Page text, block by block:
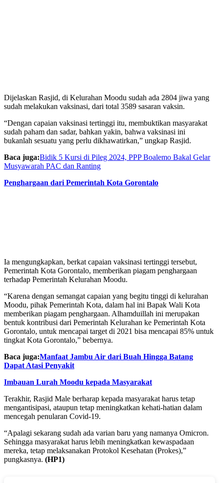
Dijelaskan Rasjid, di Kelurahan Moodu sudah ada 2804 jiwa yang
sudah melakukan vaksinasi, dari total 3589 sasaran vaksin.
“Dengan capaian vaksinasi tertinggi itu, membuktikan masyarakat
sudah paham dan sadar, bahkan yakin, bahwa vaksinasi ini
bukanlah sesuatu yang perlu dikhawatirkan,” ungkap Rasjid.
Baca juga:Bidik 5 Kursi di Pileg 2024, PPP Boalemo Bakal Gelar
Musyawarah PAC dan Ranting
Penghargaan dari Pemerintah Kota Gorontalo
Ia mengungkapkan, berkat capaian vaksinasi tertinggi tersebut,
Pemerintah Kota Gorontalo, memberikan piagam penghargaan
terhadap Pemerintah Kelurahan Moodu.
“Karena dengan semangat capaian yang begitu tinggi di kelurahan
Moodu, pihak Pemerintah Kota, dalam hal ini Bapak Wali Kota
memberikan piagam penghargaan. Alhamduillah ini merupakan
bentuk kontribusi dari Pemerintah Kelurahan ke Pemerintah Kota
Gorontalo, untuk mencapai target di 2021 bisa mencapai 85% untuk
tingkat Kota Gorontalo,” bebernya.
Baca juga:Manfaat Jambu Air dari Buah Hingga Batang
Dapat Atasi Penyakit
Imbauan Lurah Moodu kepada Masyarakat
Terakhir, Rasjid Male berharap kepada masyarakat harus tetap
mengantisipasi, ataupun tetap meningkatkan kehati-hatian dalam
mencegah penularan Covid-19.
“Apalagi sekarang sudah ada varian baru yang namanya Omicron.
Sehingga masyarakat harus lebih meningkatkan kewaspadaan
mereka, tetap melaksanakan Protokol Kesehatan (Prokes),”
pungkasnya. (HP1)